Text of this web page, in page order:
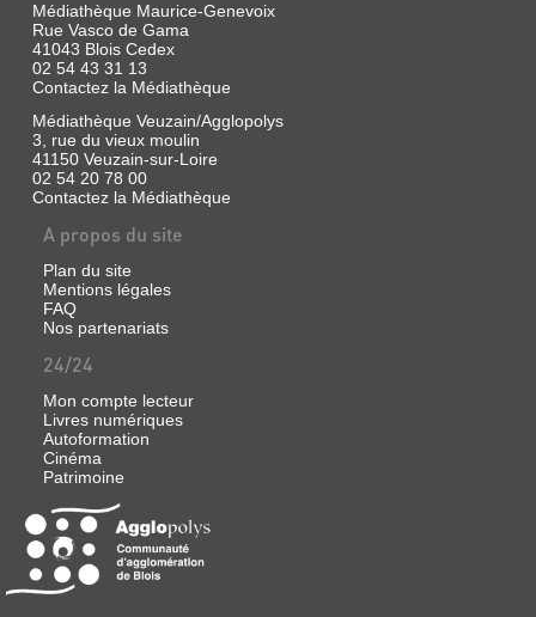
Médiathèque Maurice-Genevoix
Rue Vasco de Gama
41043 Blois Cedex
02 54 43 31 13
Contactez la Médiathèque
Médiathèque Veuzain/Agglopolys
3, rue du vieux moulin
41150 Veuzain-sur-Loire
02 54 20 78 00
Contactez la Médiathèque
A propos du site
Plan du site
Mentions légales
FAQ
Nos partenariats
24/24
Mon compte lecteur
Livres numériques
Autoformation
Cinéma
Patrimoine